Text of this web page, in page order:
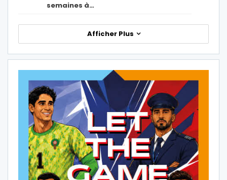
semaines à…
Afficher Plus